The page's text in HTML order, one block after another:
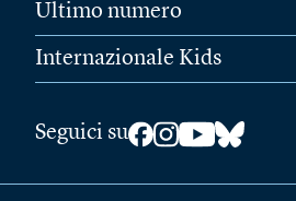
Ultimo numero
Internazionale Kids
Seguici su